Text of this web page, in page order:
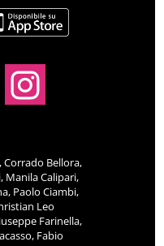
Corrado Bellora,
Manila Calipari,
Paolo Ciambi,
Leo
Farinella,
Fabio